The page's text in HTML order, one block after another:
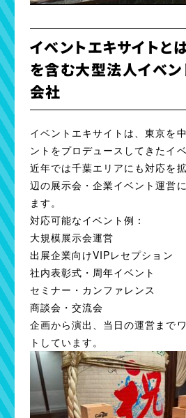
イベントエキサイトと
を含む大型法人イベ
会社
イベントエキサイトは、東京を
ントをプロデュースしてきたイ
近年では千葉エリアにも対応を
辺の展示会・企業イベント運営
ます。
対応可能なイベント例：
大規模展示会運営
出展企業向けVIPレセプション
社内表彰式・周年イベント
セミナー・カンファレンス
商談会・交流会
企画から演出、当日の運営まで
トしています。